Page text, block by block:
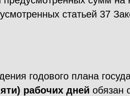
статьей 37
годового плана
рабочих дней обязан